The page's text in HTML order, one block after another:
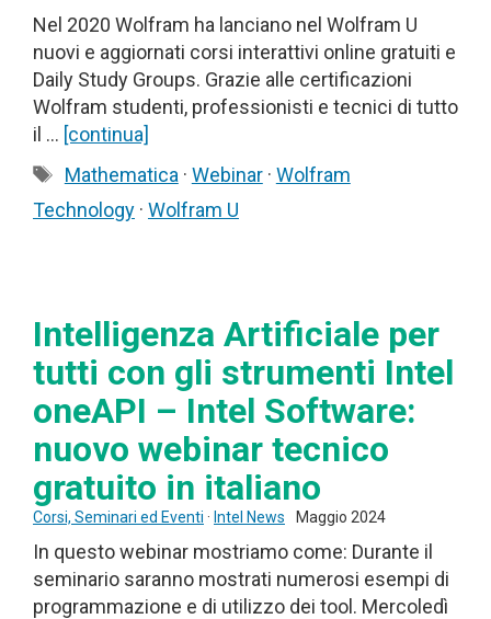
Nel 2020 Wolfram ha lanciano nel Wolfram U
nuovi e aggiornati corsi interattivi online gratuiti e
Daily Study Groups. Grazie alle certificazioni
Wolfram studenti, professionisti e tecnici di tutto
il … [continua]
Tag
Mathematica · Webinar· Wolfram
Technology · Wolfram U
Intelligenza Artificiale per
tutti con gli strumenti Intel
oneAPI – Intel Software:
nuovo webinar tecnico
gratuito in italiano
Corsi, Seminari ed Eventi · Intel News Maggio 2024
In questo webinar mostriamo come: Durante il
seminario saranno mostrati numerosi esempi di
programmazione e di utilizzo dei tool. Mercoledì